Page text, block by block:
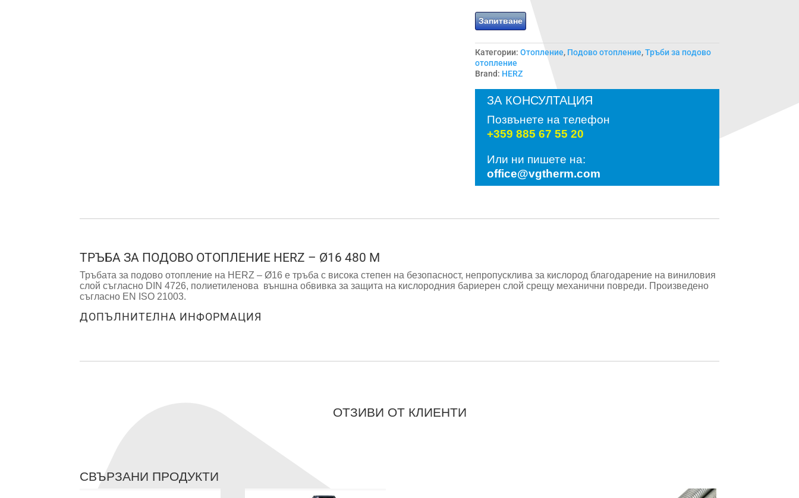
Запитване
Категории: Отопление, Подово отопление,Тръби за подово
отопление
Brand: HERZ
ЗА КОНСУЛТАЦИЯ
Позвънете на телефон
+359 885 67 55 20
Или ни пишете на:
office@vgtherm.com
ТРЪБА ЗА ПОДОВО ОТОПЛЕНИЕ HERZ – Ø16 480 М
Тръбата за подово отопление на HERZ – Ø16 е тръба с висока степен на безопасност, непропусклива за кислород благодарение на виниловия
слой съгласно DIN 4726, полиетиленова външна обвивка за защита на кислородния бариерен слой срещу механични повреди. Произведено
съгласно EN ISO 21003.
ДОПЪЛНИТЕЛНА ИНФОРМАЦИЯ
ОТЗИВИ ОТ КЛИЕНТИ
СВЪРЗАНИ ПРОДУКТИ